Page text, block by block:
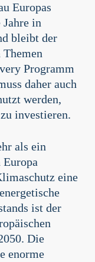
Europas
in
bleibt der
Programm
daher auch
werden,
investieren.
als ein
eine
ist der
Die
enorme